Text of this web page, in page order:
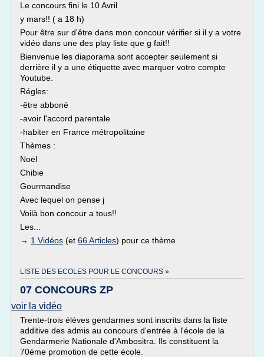
Le concours fini le 10 Avril
y mars!! ( a 18 h)
Pour être sur d'être dans mon concour vérifier si il y a votre
vidéo dans une des play liste que g fait!!
Bienvenue les diaporama sont accepter seulement si
derrière il y a une étiquette avec marquer votre compte
Youtube.
Régles:
-être abboné
-avoir l'accord parentale
-habiter en France métropolitaine
Thèmes :
Noël
Chibie
Gourmandise
Avec lequel on pense j
Voilà bon concour a tous!!
Les...
→ 1 Vidéos (et 66 Articles) pour ce thème
LISTE DES ECOLES POUR LE CONCOURS »
07 CONCOURS ZP
voir la vidéo
Trente-trois élèves gendarmes sont inscrits dans la liste
additive des admis au concours d'entrée à l'école de la
Gendarmerie Nationale d'Ambositra. Ils constituent la
70ème promotion de cette école.